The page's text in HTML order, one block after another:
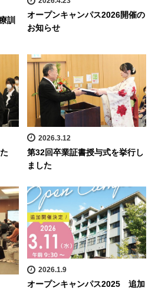
訓
オープンキャンパス2026開催の
お知らせ
2026.3.12
第32回卒業証書授与式を挙行し
ました
2026.1.9
オープンキャンパス2025 追加